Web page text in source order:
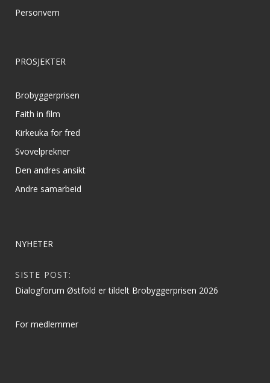
Personvern
PROSJEKTER
Brobyggerprisen
Faith in film
Kirkeuka for fred
Svovelprekner
Den andres ansikt
Andre samarbeid
NYHETER
SISTE POST:
Dialogforum Østfold er tildelt Brobyggerprisen 2026
For medlemmer